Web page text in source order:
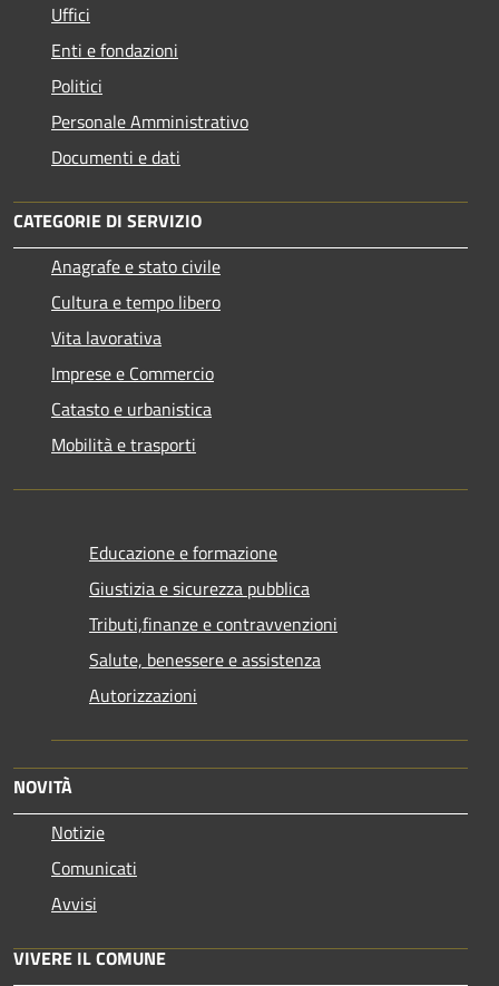
Uffici
Enti e fondazioni
Politici
Personale Amministrativo
Documenti e dati
CATEGORIE DI SERVIZIO
Anagrafe e stato civile
Cultura e tempo libero
Vita lavorativa
Imprese e Commercio
Catasto e urbanistica
Mobilità e trasporti
Educazione e formazione
Giustizia e sicurezza pubblica
Tributi,finanze e contravvenzioni
Salute, benessere e assistenza
Autorizzazioni
NOVITÀ
Notizie
Comunicati
Avvisi
VIVERE IL COMUNE